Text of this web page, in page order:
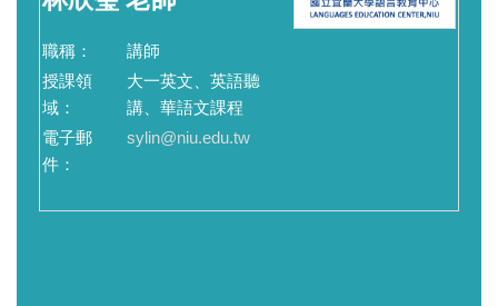
職稱：
講師
授課領
域：
大一英文、英語聽
講、華語文課程
電子郵
件：
sylin@niu.edu.tw